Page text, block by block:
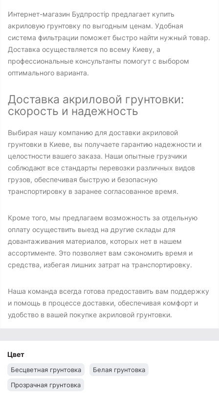
Интернет-магазин Будпростір предлагает купить
акриловую грунтовку по выгодным ценам. Удобная
система фильтрации поможет быстро найти нужный товар.
Доставка осуществляется по всему Киеву, а
профессиональные консультанты помогут с выбором
оптимального варианта.
Доставка акриловой грунтовки:
скорость и надежность
Выбирая нашу компанию для доставки акриловой
грунтовки в Киеве, вы получаете гарантию надежности и
целостности вашего заказа. Наши опытные грузчики
соблюдают все стандарты перевозки различных видов
грузов, обеспечивая быструю и безопасную
транспортировку в заранее согласованное время.
Кроме того, мы предлагаем возможность за отдельную
оплату осуществить выезд на другие склады для
довантаживания материалов, которых нет в нашем
ассортименте. Это позволяет вам сэкономить время и
средства, избегая лишних затрат на транспортировку.
Наша команда всегда готова предоставить вам поддержку
и помощь в процессе доставки, обеспечивая комфорт и
удобство в вашей покупке акриловой грунтовки.
Цвет
Бесцветная грунтовка
Белая грунтовка
Прозрачная грунтовка